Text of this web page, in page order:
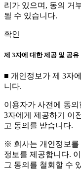
리가 있으며, 동의 거
될 수 있습니다.
확인
제 3자에 대한 제공 및 공유
■ 개인정보가 제 3자
니다.
이용자가 사전에 동
3자에게 제공하기 이
고 동의를 받습니다.
※ 회사는 개인정보를
정보를 제공합니다.
그 동의를 철회할 수